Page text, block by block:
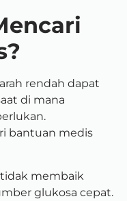
rendah dapat
di mana
bantuan medis
tidak membaik
glukosa cepat.